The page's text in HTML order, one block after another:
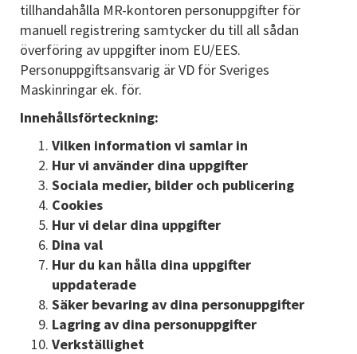
tillhandahålla MR-kontoren personuppgifter för
manuell registrering samtycker du till all sådan
överföring av uppgifter inom EU/EES.
Personuppgiftsansvarig är VD för Sveriges
Maskinringar ek. för.
Innehållsförteckning:
Vilken information vi samlar in
Hur vi använder dina uppgifter
Sociala medier, bilder och publicering
Cookies
Hur vi delar dina uppgifter
Dina val
Hur du kan hålla dina uppgifter
uppdaterade
Säker bevaring av dina personuppgifter
Lagring av dina personuppgifter
Verkställighet